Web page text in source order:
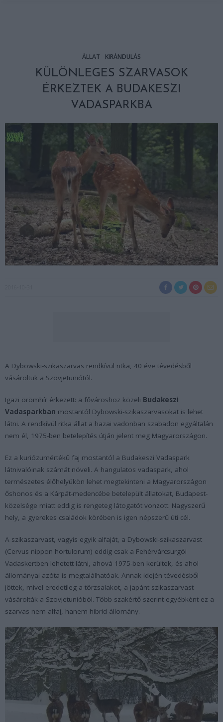
ÁLLAT KIRÁNDULÁS
KÜLÖNLEGES SZARVASOK
ÉRKEZTEK A BUDAKESZI
VADASPARKBA
A Dybowski-szikaszarvas rendkívül ritka, 40 éve tévedésből
vásároltuk a Szovjetuniótól.
Igazi örömhír érkezett: a fővároshoz közeli Budakeszi
Vadasparkban mostantól Dybowski-szikaszarvasokat is lehet
látni. A rendkívül ritka állat a hazai vadonban szabadon egyáltalán
nem él, 1975-ben betelepítés útján jelent meg Magyarországon.
Ez a kuriózumértékű faj mostantól a Budakeszi Vadaspark
látnivalóinak számát növeli. A hangulatos vadaspark, ahol
természetes élőhelyükön lehet megtekinteni a Magyarországon
őshonos és a Kárpát-medencébe betelepült állatokat, Budapest-
közelsége miatt eddig is rengeteg látogatót vonzott. Nagyszerű
hely, a gyerekes családok körében is igen népszerű úti cél.
A szikaszarvast, vagyis egyik alfaját, a Dybowski-szikaszarvast
(Cervus nippon hortulorum) eddig csak a Fehérvárcsurgói
Vadaskertben lehetett látni, ahová 1975-ben kerültek, és ahol
állományai azóta is megtalálhatóak. Annak idején tévedésből
jöttek, mivel eredetileg a törzsalakot, a japánt szikaszarvast
vásárolták a Szovjetunióból. Több szakértő szerint egyébként ez a
szarvas nem alfaj, hanem hibrid állomány.